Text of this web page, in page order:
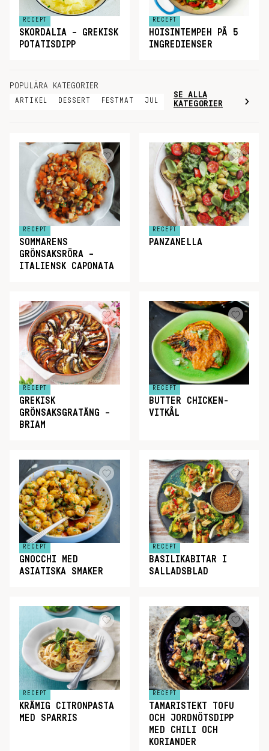
RECEPT
SKORDALIA – GREKISK
POTATISDIPP
RECEPT
HOISINTEMPEH PÅ 5
INGREDIENSER
POPULÄRA KATEGORIER
ARTIKEL DESSERT FESTMAT JUL
SE ALLA
KATEGORIER
RECEPT
SOMMARENS
GRÖNSAKSRÖRA –
ITALIENSK CAPONATA
RECEPT
PANZANELLA
RECEPT
GREKISK
GRÖNSAKSGRATÄNG –
BRIAM
RECEPT
BUTTER CHICKEN-
VITKÅL
RECEPT
GNOCCHI MED
ASIATISKA SMAKER
RECEPT
BASILIKABITAR I
SALLADSBLAD
RECEPT
KRÄMIG CITRONPASTA
MED SPARRIS
RECEPT
TAMARISTEKT TOFU
OCH JORDNÖTSDIPP
MED CHILI OCH
KORIANDER